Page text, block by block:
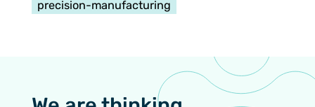
precision-manufacturing